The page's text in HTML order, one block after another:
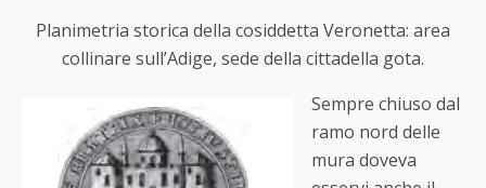
Planimetria storica della cosiddetta Veronetta: area
collinare sull’Adige, sede della cittadella gota.
Sempre chiuso dal
ramo nord delle
mura doveva